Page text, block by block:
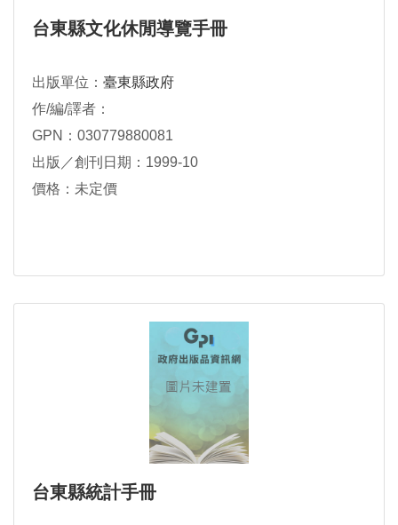
台東縣文化休閒導覽手冊
出版單位： 臺東縣政府
作/編/譯者：
GPN：030779880081
出版／創刊日期：1999-10
價格：未定價
台東縣統計手冊